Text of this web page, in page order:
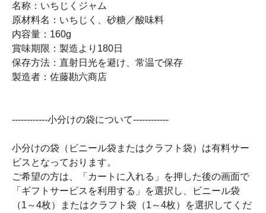
名称：いちじくジャム
原材料名：いちじく、砂糖／酸味料
内容量：160g
賞味期限：製造より180日
保存方法：直射日光を避け、常温で保存
製造者：佐藤勘六商店
------------小分けの袋について------------
小分けの袋（ビニール袋またはクラフト袋）は有料サー
ビスとなっております。
ご希望の方は、「カートに入れる」を押した後の画面で
「ギフトサービスを利用する」を選択し、ビニール袋
（1～4枚）またはクラフト袋（1～4枚）を選択してくだ